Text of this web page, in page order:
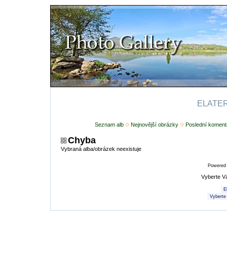
Seznam alb Nejnovější obrázky Poslední
Chyba
Vybraná alba/obrázek neexistuje
Vyberte